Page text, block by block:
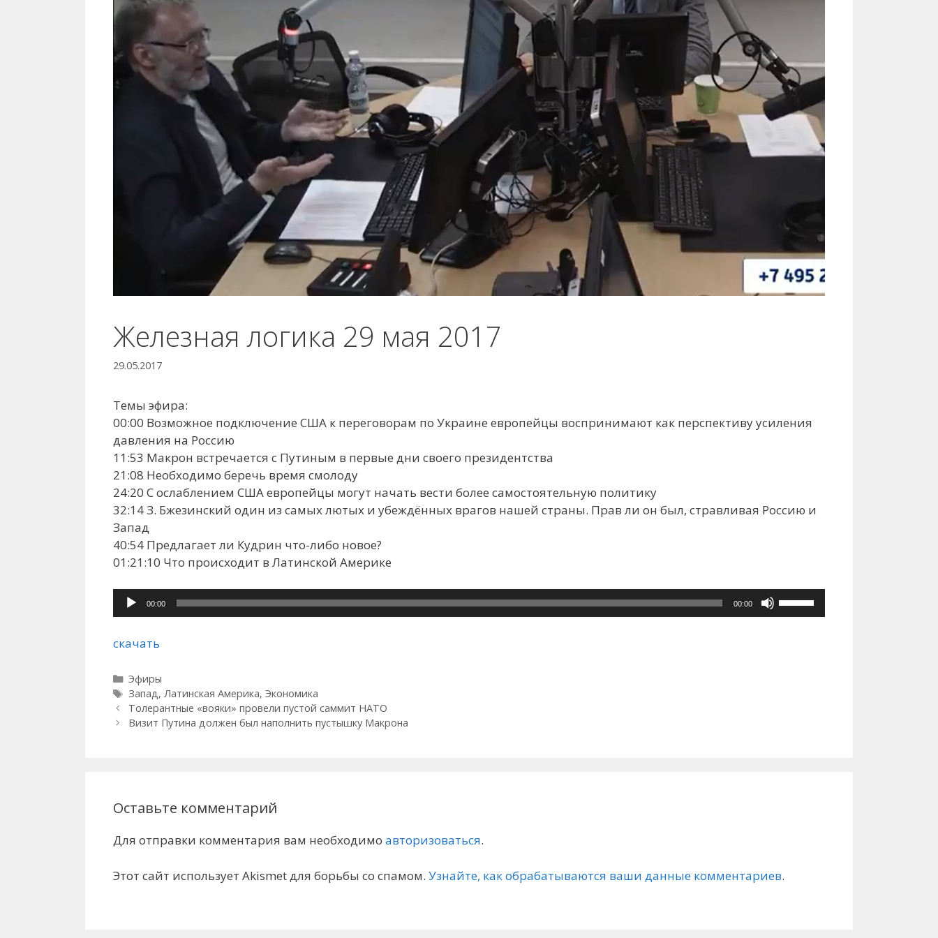
Железная логика 29 мая 2017
29.05.2017
Темы эфира:
00:00 Возможное подключение США к переговорам по Украине европейцы воспринимают как перспективу усиления
давления на Россию
11:53 Макрон встречается с Путиным в первые дни своего президентства
21:08 Необходимо беречь время смолоду
24:20 С ослаблением США европейцы могут начать вести более самостоятельную политику
32:14 З. Бжезинский один из самых лютых и убеждённых врагов нашей страны. Прав ли он был, стравливая Россию и
Запад
40:54 Предлагает ли Кудрин что-либо новое?
01:21:10 Что происходит в Латинской Америке
Аудиоплеер
00:00 00:00
клавиши
скачать
Рубрики
Эфиры
Метки
Запад, Латинская Америка, Экономика
Толерантные «вояки» провели пустой саммит НАТО
Визит Путина должен был наполнить пустышку Макрона
Оставьте комментарий
Для отправки комментария вам необходимо авторизоваться.
Этот сайт использует Akismet для борьбы со спамом. Узнайте, как обрабатываются ваши данные комментариев.